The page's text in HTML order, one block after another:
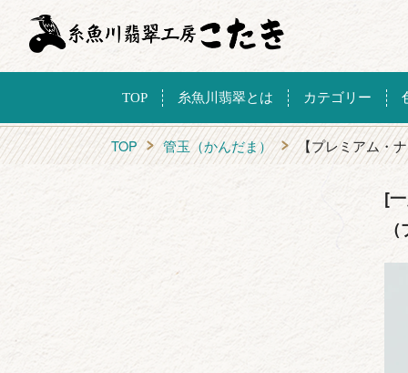
TOP 糸魚川翡翠とは カテゴリー
TOP 管玉（かんだま） 【プレミアム・
[